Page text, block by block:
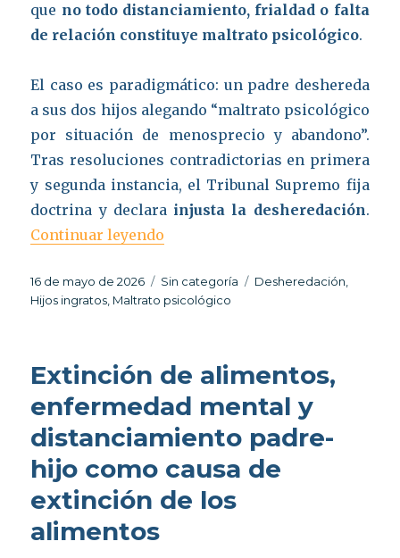
que no todo distanciamiento, frialdad o falta
de relación constituye maltrato psicológico.
El caso es paradigmático: un padre deshereda
a sus dos hijos alegando “maltrato psicológico
por situación de menosprecio y abandono”.
Tras resoluciones contradictorias en primera
y segunda instancia, el Tribunal Supremo fija
doctrina y declara injusta la desheredación.
Continuar leyendo
Publicado
el
16 de mayo de 2026 Categorías
Sin categoría Etiquetas
Desheredación,
Hijos ingratos, Maltrato psicológico
Extinción de alimentos,
enfermedad mental y
distanciamiento padre-
hijo como causa de
extinción de los
alimentos